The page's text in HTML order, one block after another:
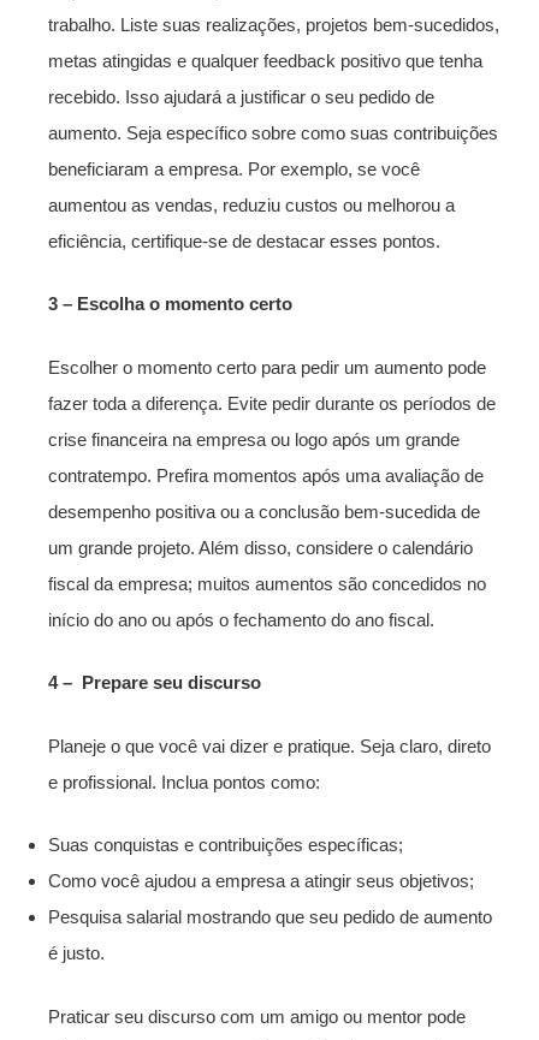
trabalho. Liste suas realizações, projetos bem-sucedidos,
metas atingidas e qualquer feedback positivo que tenha
recebido. Isso ajudará a justificar o seu pedido de
aumento. Seja específico sobre como suas contribuições
beneficiaram a empresa. Por exemplo, se você
aumentou as vendas, reduziu custos ou melhorou a
eficiência, certifique-se de destacar esses pontos.
3 – Escolha o momento certo
Escolher o momento certo para pedir um aumento pode
fazer toda a diferença. Evite pedir durante os períodos de
crise financeira na empresa ou logo após um grande
contratempo. Prefira momentos após uma avaliação de
desempenho positiva ou a conclusão bem-sucedida de
um grande projeto. Além disso, considere o calendário
fiscal da empresa; muitos aumentos são concedidos no
início do ano ou após o fechamento do ano fiscal.
4 – Prepare seu discurso
Planeje o que você vai dizer e pratique. Seja claro, direto
e profissional. Inclua pontos como:
Suas conquistas e contribuições específicas;
Como você ajudou a empresa a atingir seus objetivos;
Pesquisa salarial mostrando que seu pedido de aumento
é justo.
Praticar seu discurso com um amigo ou mentor pode